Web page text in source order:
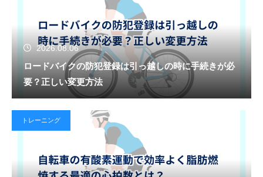
2026.08.06
ロードバイクの防犯登録は引っ越しの時に手続きが必
要？正しい変更方法
トレーニング